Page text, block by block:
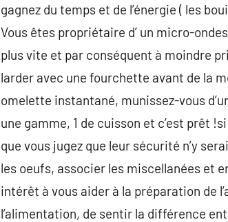
gagnez du temps et de l’énergie ( les
Vous êtes propriétaire d’ un micro-
plus vite et par conséquent à moindre
larder avec une fourchette avant de la
omelette instantané, munissez-vous
une gamme, 1 de cuisson et c’est prêt
que vous jugez que leur sécurité n’y
les oeufs, associer les miscellanées et
intérêt à vous aider à la préparation de
l’alimentation, de sentir la différence